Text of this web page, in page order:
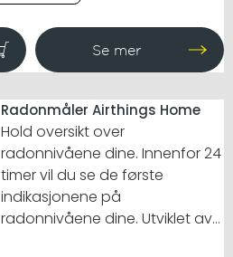
Radonmåler Airthings Home
Hold oversikt over
radonnivåene dine. Innenfor 24
timer vil du se de første
indikasjonene på
radonnivåene dine. Utviklet av